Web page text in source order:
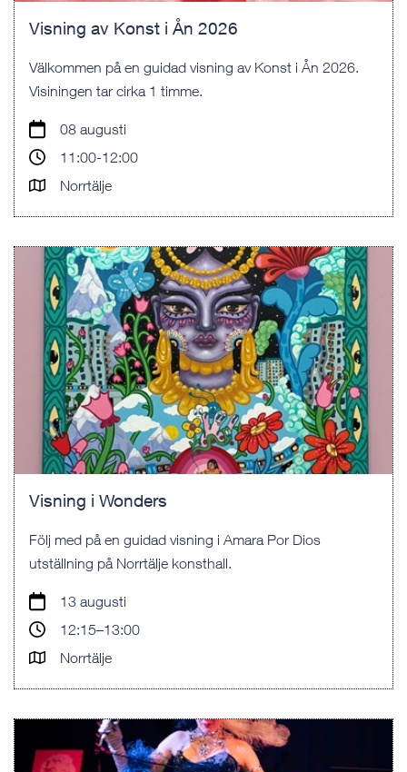
Visning av Konst i Ån 2026
Välkommen på en guidad visning av Konst i Ån 2026.
Visiningen tar cirka 1 timme.
08 augusti
11:00-12:00
Norrtälje
Visning i Wonders
Följ med på en guidad visning i Amara Por Dios
utställning på Norrtälje konsthall.
13 augusti
12:15–13:00
Norrtälje